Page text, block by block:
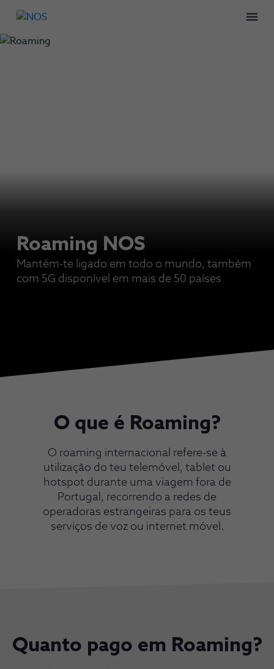
Roaming NOS
Mantém-te ligado em todo o mundo, também
com 5G disponível em mais de 50 países
O que é Roaming?
O roaming internacional refere-se à
utilização do teu telemóvel, tablet ou
hotspot durante uma viagem fora de
Portugal, recorrendo a redes de
operadoras estrangeiras para os teus
serviços de voz ou internet móvel.
Quanto pago em Roaming?